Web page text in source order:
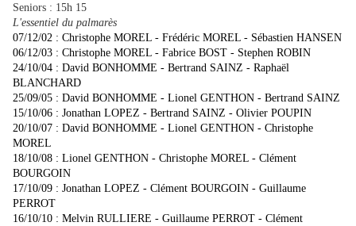
Seniors : 15h 15
L'essentiel du palmarès
07/12/02 : Christophe MOREL - Frédéric MOREL - Sébastien HANSEN
06/12/03 : Christophe MOREL - Fabrice BOST - Stephen ROBIN
24/10/04 : David BONHOMME - Bertrand SAINZ - Raphaël
BLANCHARD
25/09/05 : David BONHOMME - Lionel GENTHON - Bertrand SAINZ
15/10/06 : Jonathan LOPEZ - Bertrand SAINZ - Olivier POUPIN
20/10/07 : David BONHOMME - Lionel GENTHON - Christophe
MOREL
18/10/08 : Lionel GENTHON - Christophe MOREL - Clément
BOURGOIN
17/10/09 : Jonathan LOPEZ - Clément BOURGOIN - Guillaume
PERROT
16/10/10 : Melvin RULLIERE - Guillaume PERROT - Clément